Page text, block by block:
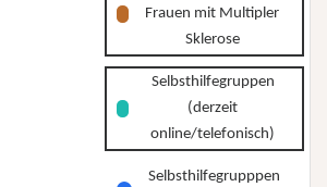
Frauen mit Multipler
Sklerose
Selbsthilfegruppen
(derzeit
online/telefonisch)
Selbsthilfegrupppen